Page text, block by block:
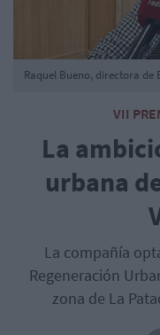
VII
La
urbana
La compañía
Regeneración
zona de La
Raquel Bueno, directora de